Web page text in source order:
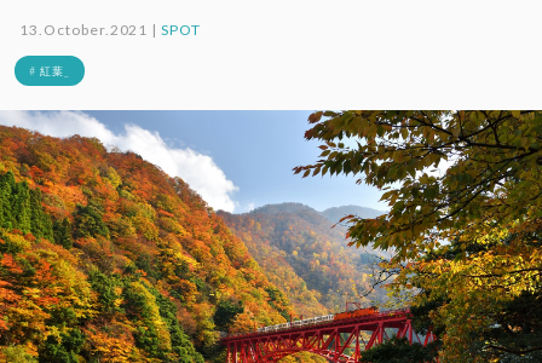
13.October.2021 |SPOT
# 紅葉_